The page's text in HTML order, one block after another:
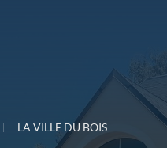
LA VILLE DU BOIS